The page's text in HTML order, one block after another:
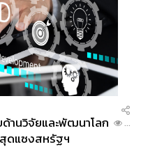
านวิจัยและพัฒนาโลก
ดแซงสหรัฐฯ
...